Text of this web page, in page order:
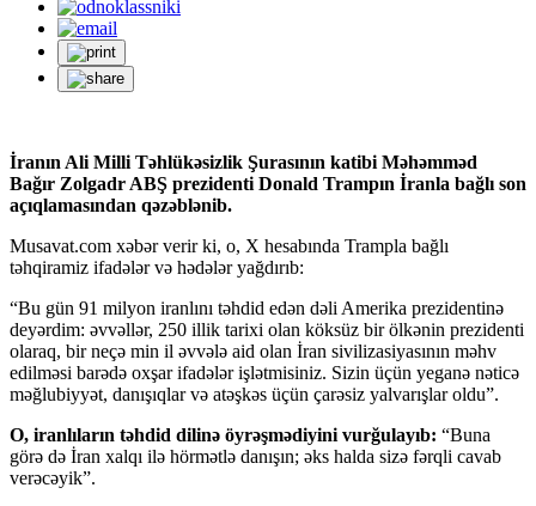
İranın Ali Milli Təhlükəsizlik Şurasının katibi Məhəmməd
Bağır Zolgadr ABŞ prezidenti Donald Trampın İranla bağlı son
açıqlamasından qəzəblənib.
Musavat.com xəbər verir ki, o, X hesabında Trampla bağlı
təhqiramiz ifadələr və hədələr yağdırıb:
“Bu gün 91 milyon iranlını təhdid edən dəli Amerika prezidentinə
deyərdim: əvvəllər, 250 illik tarixi olan köksüz bir ölkənin prezidenti
olaraq, bir neçə min il əvvələ aid olan İran sivilizasiyasının məhv
edilməsi barədə oxşar ifadələr işlətmisiniz. Sizin üçün yeganə nəticə
məğlubiyyət, danışıqlar və atəşkəs üçün çarəsiz yalvarışlar oldu”.
O, iranlıların təhdid dilinə öyrəşmədiyini vurğulayıb: “Buna
görə də İran xalqı ilə hörmətlə danışın; əks halda sizə fərqli cavab
verəcəyik”.